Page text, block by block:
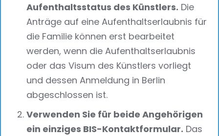
Aufenthaltsstatus des Künstlers. Die
Anträge auf eine Aufenthaltserlaubnis für
die Familie können erst bearbeitet
werden, wenn die Aufenthaltserlaubnis
oder das Visum des Künstlers vorliegt
und dessen Anmeldung in Berlin
abgeschlossen ist.
Verwenden Sie für beide Angehörigen
ein einziges BIS-Kontaktformular. Das